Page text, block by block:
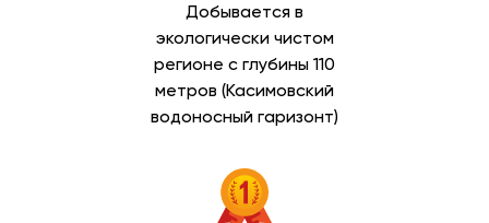
Добывается в
экологически чистом
регионе с глубины 110
метров (Касимовский
водоносный гаризонт)